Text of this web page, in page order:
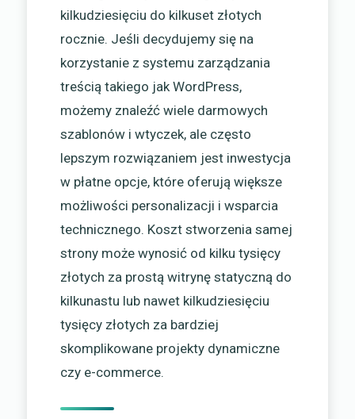
kilkudziesięciu do kilkuset złotych
rocznie. Jeśli decydujemy się na
korzystanie z systemu zarządzania
treścią takiego jak WordPress,
możemy znaleźć wiele darmowych
szablonów i wtyczek, ale często
lepszym rozwiązaniem jest inwestycja
w płatne opcje, które oferują większe
możliwości personalizacji i wsparcia
technicznego. Koszt stworzenia samej
strony może wynosić od kilku tysięcy
złotych za prostą witrynę statyczną do
kilkunastu lub nawet kilkudziesięciu
tysięcy złotych za bardziej
skomplikowane projekty dynamiczne
czy e-commerce.